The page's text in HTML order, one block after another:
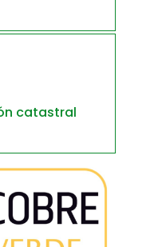
catastral